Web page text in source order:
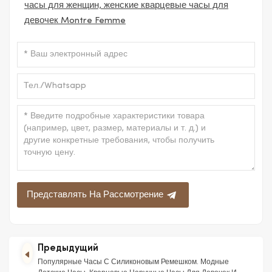
часы для женщин, женские кварцевые часы для
девочек Montre Femme
Представлять На Рассмотрение
Предыдущий
Популярные Часы С Силиконовым Ремешком. Модные